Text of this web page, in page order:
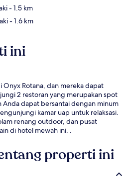
- 1.5 km
- 1.6 km
ini
Onyx Rotana, dan mereka dapat
2 restoran yang merupakan spot
dapat bersantai dengan minum
kamar uap untuk relaksasi.
renang outdoor, dan pusat
di hotel mewah ini. .
properti ini